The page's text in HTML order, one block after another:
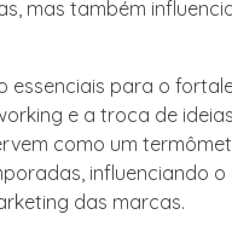
mas também
essenciais para o
e a troca de
como um
influenciando
das marcas.